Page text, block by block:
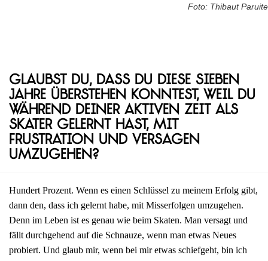
Foto: Thibaut Paruite
Glaubst du, dass du diese sieben
Jahre überstehen konntest, weil du
während deiner aktiven Zeit als
Skater gelernt hast, mit
Frustration und Versagen
umzugehen?
Hundert Prozent. Wenn es einen Schlüssel zu meinem Erfolg gibt,
dann den, dass ich gelernt habe, mit Misserfolgen umzugehen.
Denn im Leben ist es genau wie beim Skaten. Man versagt und
fällt durchgehend auf die Schnauze, wenn man etwas Neues
probiert. Und glaub mir, wenn bei mir etwas schiefgeht, bin ich